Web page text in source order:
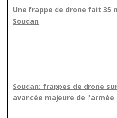
Une frappe de drone fait 35
Soudan
Soudan: frappes de drone
avancée majeure de l'armée